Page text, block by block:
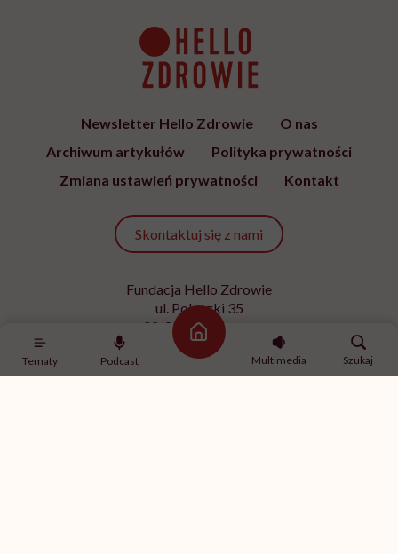
Tematy Podcast
Strona główna
Multimedia
Szukaj
Newsletter Hello Zdrowie
O nas
Archiwum artykułów
Polityka prywatności
Zmiana ustawień prywatności
Kontakt
Skontaktuj się z nami
Fundacja Hello Zdrowie
ul. Poleczki 35
02-822 Warszawa
NIP 9512613236
Kontakt z redakcją